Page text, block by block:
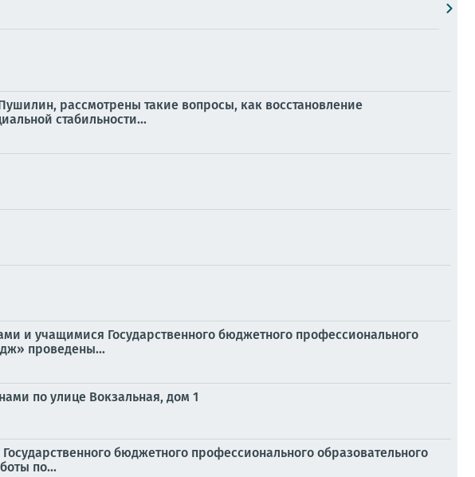
рассмотрены такие вопросы, как восстановление
стабильности...
и учащимися Государственного бюджетного профессионального
проведены...
по улице Вокзальная, дом 1
бюджетного профессионального образовательного
по...